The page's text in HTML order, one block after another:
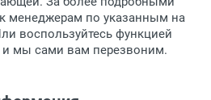
паспорт.
забрать в течение 3
момента поступления на
расходов за хранение
менеджерам по указанным на
воспользуйтесь функцией
и мы сами вам перезвоним.